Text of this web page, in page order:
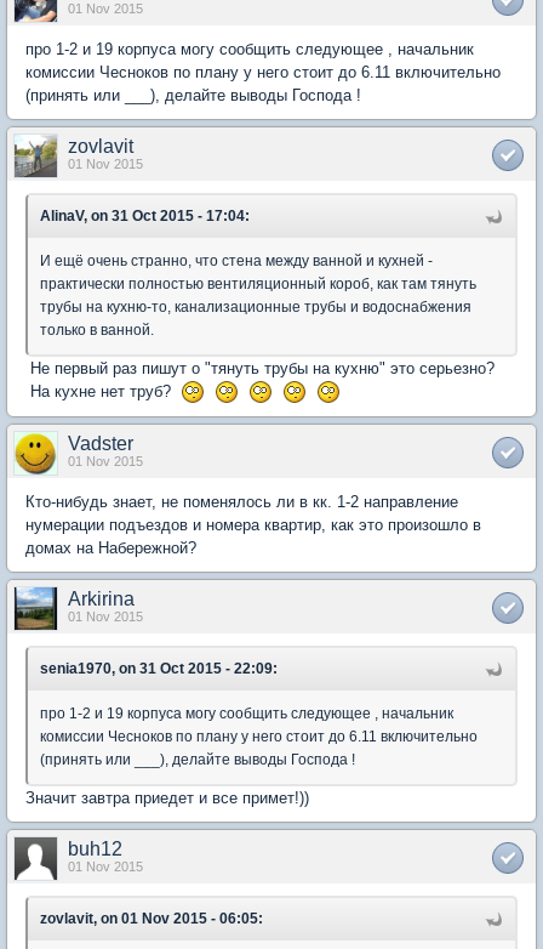
01 Nov 2015
про 1-2 и 19 корпуса могу сообщить следующее , начальник
комиссии Чесноков по плану у него стоит до 6.11 включительно
(принять или ___), делайте выводы Господа !
zovlavit
01 Nov 2015
AlinaV, on 31 Oct 2015 - 17:04:
И ещё очень странно, что стена между ванной и кухней -
практически полностью вентиляционный короб, как там тянуть
трубы на кухню-то, канализационные трубы и водоснабжения
только в ванной.
Не первый раз пишут о "тянуть трубы на кухню" это серьезно?
На кухне нет труб?
Vadster
01 Nov 2015
Кто-нибудь знает, не поменялось ли в кк. 1-2 направление
нумерации подъездов и номера квартир, как это произошло в
домах на Набережной?
Arkirina
01 Nov 2015
senia1970, on 31 Oct 2015 - 22:09:
про 1-2 и 19 корпуса могу сообщить следующее , начальник
комиссии Чесноков по плану у него стоит до 6.11 включительно
(принять или ___), делайте выводы Господа !
Значит завтра приедет и все примет!))
buh12
01 Nov 2015
zovlavit, on 01 Nov 2015 - 06:05: